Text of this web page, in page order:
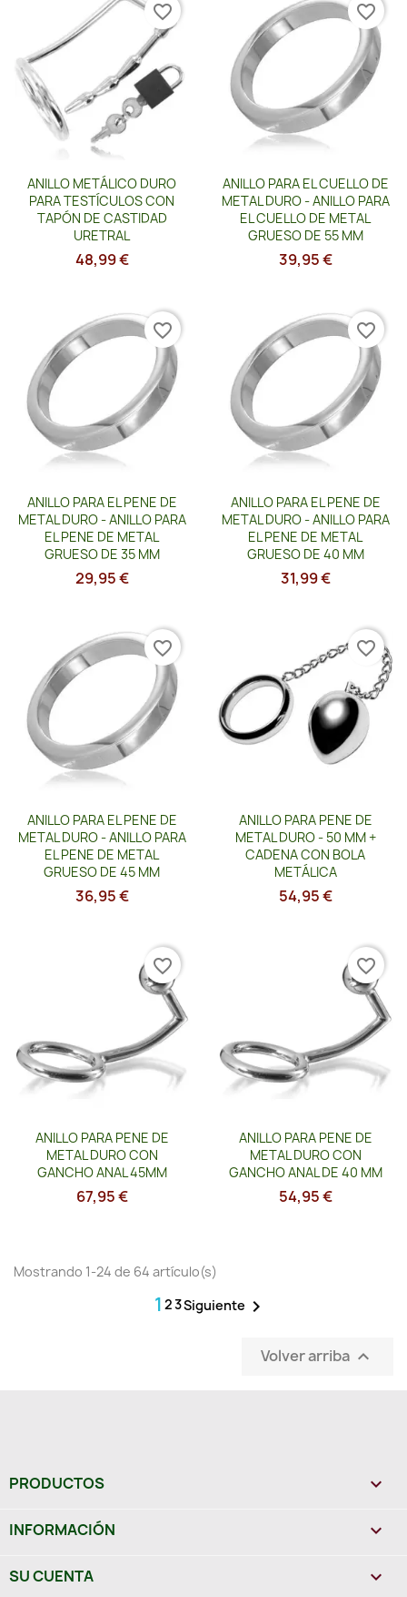
Vista rápida
ANILLO METÁLICO DURO
PARA TESTÍCULOS CON
TAPÓN DE CASTIDAD
URETRAL
48,99 €
favorite_border
Vista rápida
ANILLO PARA EL CUELLO DE
METAL DURO - ANILLO PARA
EL CUELLO DE METAL
GRUESO DE 55 MM
39,95 €
favorite_border
Vista rápida
ANILLO PARA EL PENE DE
METAL DURO - ANILLO PARA
EL PENE DE METAL
GRUESO DE 35 MM
29,95 €
favorite_border
Vista rápida
ANILLO PARA EL PENE DE
METAL DURO - ANILLO PARA
EL PENE DE METAL
GRUESO DE 40 MM
31,99 €
favorite_border
Vista rápida
ANILLO PARA EL PENE DE
METAL DURO - ANILLO PARA
EL PENE DE METAL
GRUESO DE 45 MM
36,95 €
favorite_border
Vista rápida
ANILLO PARA PENE DE
METAL DURO - 50 MM +
CADENA CON BOLA
METÁLICA
54,95 €
favorite_border
Vista rápida
ANILLO PARA PENE DE
METAL DURO CON
GANCHO ANAL 45MM
67,95 €
favorite_border
Vista rápida
ANILLO PARA PENE DE
METAL DURO CON
GANCHO ANAL DE 40 MM
54,95 €
favorite_border
Mostrando 1-24 de 64 artículo(s)
1 23Siguiente 
Volver arriba 
PRODUCTOS 
INFORMACIÓN 
SU CUENTA 